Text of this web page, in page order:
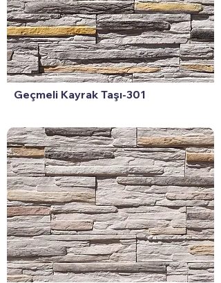
Geçmeli Kayrak Taşı-301